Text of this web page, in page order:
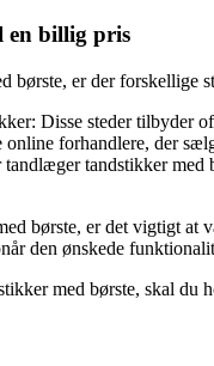
en billig pris
børste, er der forskellige
Disse steder tilbyder
forhandlere, der
tandstikker
børste, er det vigtigt
den ønskede
med børste, skal du